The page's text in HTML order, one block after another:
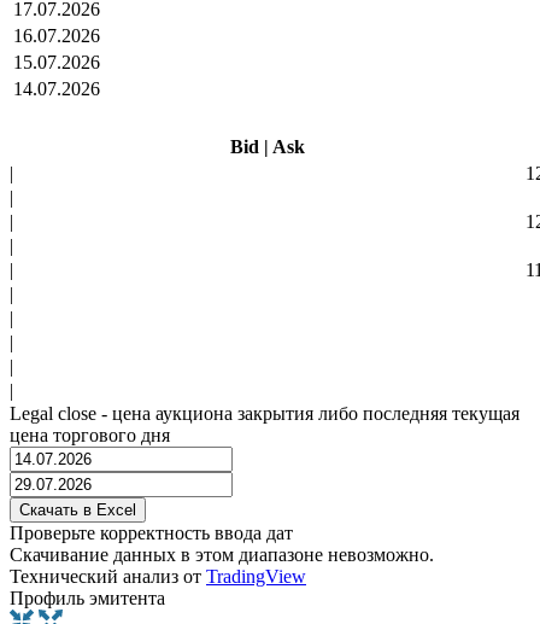
17.07.2026
16.07.2026
15.07.2026
14.07.2026
Bid | Ask
|
|
|
|
|
|
|
|
|
|
Legal close - цена аукциона закрытия либо последняя текущая
цена торгового дня
Проверьте корректность ввода дат
Скачивание данных в этом диапазоне невозможно.
Технический анализ от TradingView
Профиль эмитента